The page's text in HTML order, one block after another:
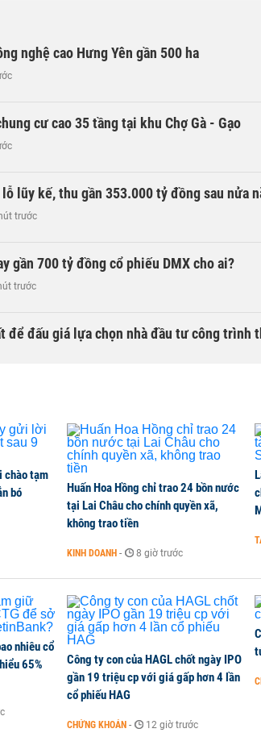
nghệ cao Hưng Yên gần 500 ha
cư cao 35 tầng tại khu Chợ Gà - Gạo
lỗ lũy kế, thu gần 353.000 tỷ đồng sau nửa
trước
gần 700 tỷ đồng cổ phiếu DMX cho ai?
trước
để đấu giá lựa chọn nhà đầu tư công trình
ngờ trở lại TTCK, ai đã mua vào?
trước
bán hàng online, lao động công trình
Vua Quạt, Hồ Văn Khoa bị khởi tố
chào tạm
bó
Huấn Hoa Hồng chỉ trao 24 bồn nước
tại Lai Châu cho chính quyền xã,
không trao tiền
KINH DOANH - 8 giờ trước
nhiêu cổ
65%
Công ty con của HAGL chốt ngày IPO
gần 19 triệu cp với giá gấp hơn 4 lần
cổ phiếu HAG
CHỨNG KHOÁN - 12 giờ trước